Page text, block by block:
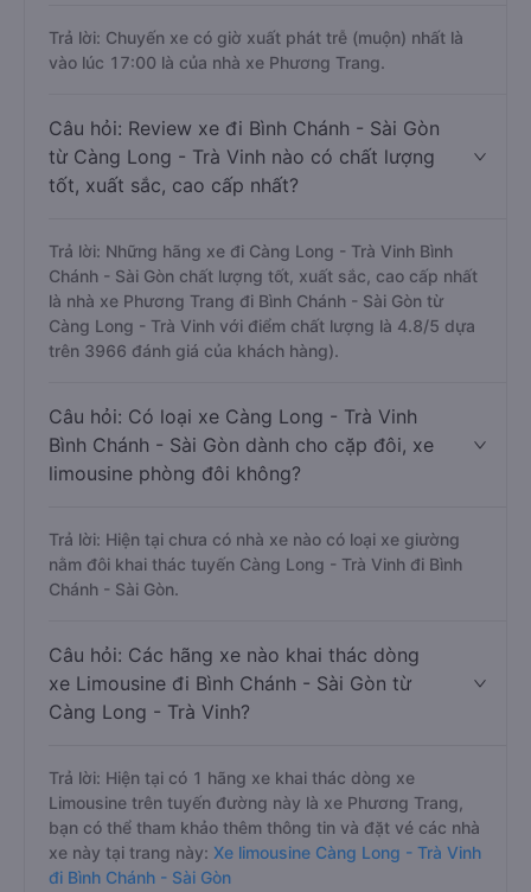
Trả lời: Chuyến xe có giờ xuất phát trễ (muộn) nhất là
vào lúc 17:00 là của nhà xe Phương Trang.
Câu hỏi: Review xe đi Bình Chánh - Sài Gòn
từ Càng Long - Trà Vinh nào có chất lượng
tốt, xuất sắc, cao cấp nhất?
Trả lời: Những hãng xe đi Càng Long - Trà Vinh Bình
Chánh - Sài Gòn chất lượng tốt, xuất sắc, cao cấp nhất
là nhà xe Phương Trang đi Bình Chánh - Sài Gòn từ
Càng Long - Trà Vinh với điểm chất lượng là 4.8/5 dựa
trên 3966 đánh giá của khách hàng).
Câu hỏi: Có loại xe Càng Long - Trà Vinh
Bình Chánh - Sài Gòn dành cho cặp đôi, xe
limousine phòng đôi không?
Trả lời: Hiện tại chưa có nhà xe nào có loại xe giường
nằm đôi khai thác tuyến Càng Long - Trà Vinh đi Bình
Chánh - Sài Gòn.
Câu hỏi: Các hãng xe nào khai thác dòng
xe Limousine đi Bình Chánh - Sài Gòn từ
Càng Long - Trà Vinh?
Trả lời: Hiện tại có 1 hãng xe khai thác dòng xe
Limousine trên tuyến đường này là xe Phương Trang,
bạn có thể tham khảo thêm thông tin và đặt vé các nhà
xe này tại trang này: Xe limousine Càng Long - Trà Vinh
đi Bình Chánh - Sài Gòn